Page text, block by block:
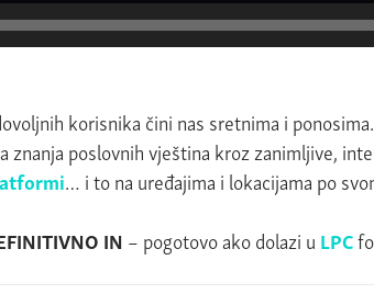
korisnika čini nas sretnima i
znanja poslovnih vještina kroz zanimljive,
… i to na uređajima i lokacijama po
IN – pogotovo ako dolazi u LPC